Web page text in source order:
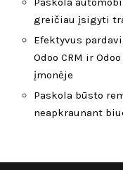
greičiau įsigyti
Efektyvus
Odoo CRM ir
įmonėje
Paskola būsto
neapkraunant